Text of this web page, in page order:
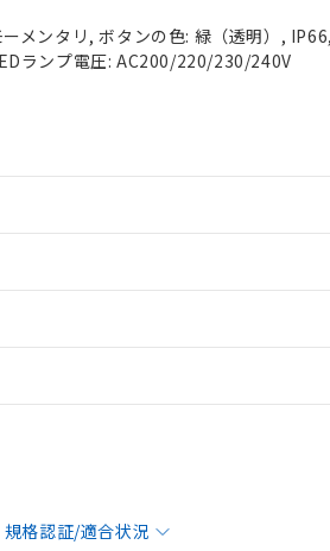
メンタリ, ボタンの色: 緑（透明）,
ランプ電圧: AC200/220/230/240V
規格認証/適合状況